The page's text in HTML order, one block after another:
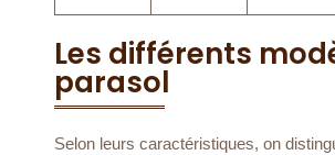
Les différents
parasol
Selon leurs caractéristiques, on